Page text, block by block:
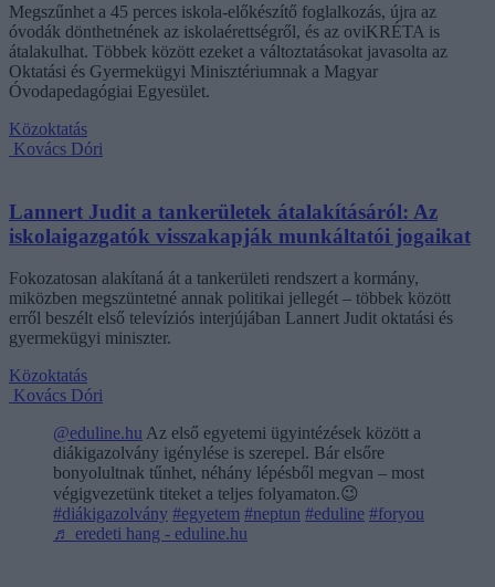
Megszűnhet a 45 perces iskola-előkészítő foglalkozás, újra az
óvodák dönthetnének az iskolaérettségről, és az oviKRÉTA is
átalakulhat. Többek között ezeket a változtatásokat javasolta az
Oktatási és Gyermekügyi Minisztériumnak a Magyar
Óvodapedagógiai Egyesület.
Közoktatás
Kovács Dóri
Lannert Judit a tankerületek átalakításáról: Az
iskolaigazgatók visszakapják munkáltatói jogaikat
Fokozatosan alakítaná át a tankerületi rendszert a kormány,
miközben megszüntetné annak politikai jellegét – többek között
erről beszélt első televíziós interjújában Lannert Judit oktatási és
gyermekügyi miniszter.
Közoktatás
Kovács Dóri
@eduline.hu Az első egyetemi ügyintézések között a
diákigazolvány igénylése is szerepel. Bár elsőre
bonyolultnak tűnhet, néhány lépésből megvan – most
végigvezetünk titeket a teljes folyamaton.😉
#diákigazolvány #egyetem #neptun #eduline #foryou
♬ eredeti hang - eduline.hu